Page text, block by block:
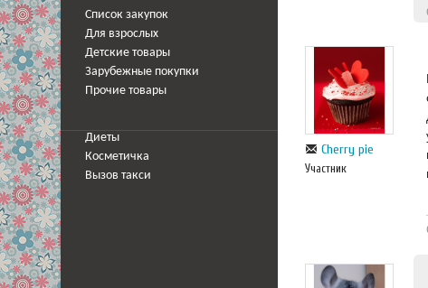
Список закупок
Для взрослых
Детские товары
Зарубежные покупки
Прочие товары
Диеты
Косметичка
Вызов такси
Cherry pie
Участник